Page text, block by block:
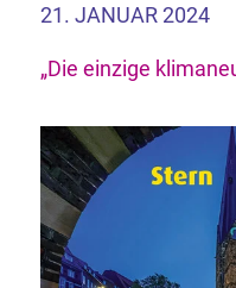
21. JANUAR 2024
„Die einzige